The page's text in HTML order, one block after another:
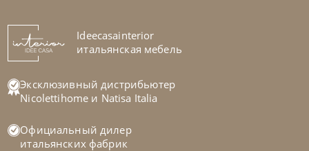
На заказ 45-90 дн
Ideecasainterior
итальянская мебель
Эксклюзивный дистрибьютер
Nicolettihome и Natisa Italia
Официальный дилер
итальянских фабрик